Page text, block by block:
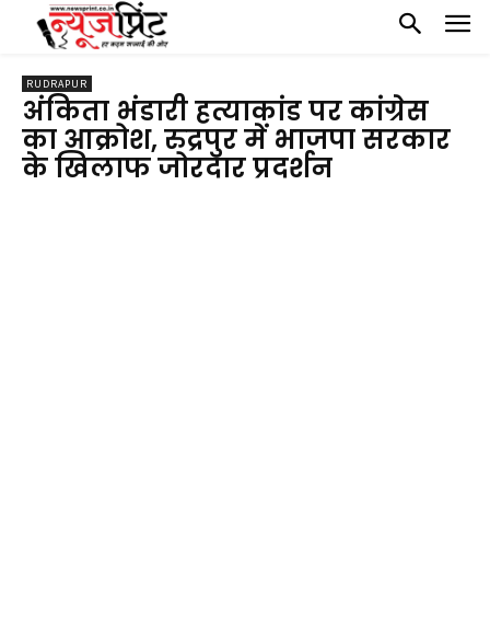
RUDRAPUR
अंकिता भंडारी हत्याकांड पर कांग्रेस
का आक्रोश, रुद्रपुर में भाजपा सरकार
के खिलाफ जोरदार प्रदर्शन